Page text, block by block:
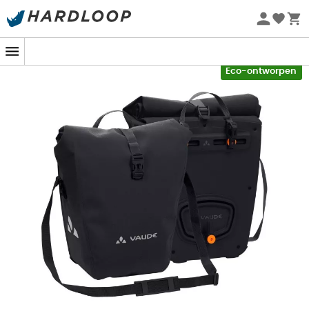
Zomeraanbiedingen 🔥 -5% EXTRA vanaf 2 producten* met
Eco-ontworpen